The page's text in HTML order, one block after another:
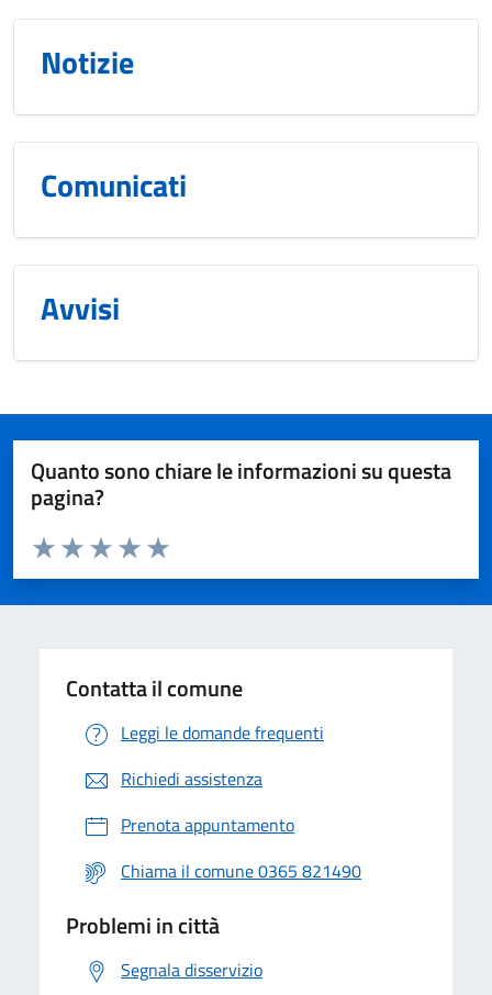
Notizie
Comunicati
Avvisi
Quanto sono chiare le informazioni su questa
pagina?
Valuta da 1 a 5 stelle la pagina
Valuta 5 stelle su 5
Valuta 4 stelle su 5
Valuta 3 stelle su 5
Valuta 2 stelle su 5
Valuta 1 stelle su 5
Contatta il comune
Leggi le domande frequenti
Richiedi assistenza
Prenota appuntamento
Chiama il comune 0365 821490
Problemi in città
Segnala disservizio